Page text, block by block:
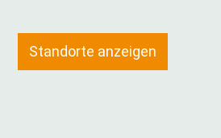
Standorte anzeigen